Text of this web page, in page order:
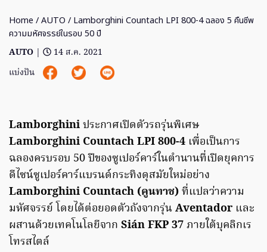
Home /AUTO / Lamborghini Countach LPI 800-4 ฉลอง 5 คืนชีพ
ความมหัศจรรย์ในรอบ 50 ปี
AUTO |
14 ส.ค. 2021
แบ่งปัน
Lamborghiniประกาศเปิดตัวรถรุ่นพิเศษ
Lamborghini Countach LPI 800-4 เพื่อเป็นการ
ฉลองครบรอบ 50 ปีของซูเปอร์คาร์ในตำนานที่เปิดยุคการ
ดีไซน์ซูเปอร์คาร์แบรนด์กระทิงดุสมัยใหม่อย่าง
Lamborghini Countach (คูนทาช)ที่แปลว่าความ
มหัศจรรย์ โดยได้ต่อยอดตัวถังจากรุ่นAventador และ
ผสานด้วยเทคโนโลยีจาก Sián FKP 37ภายใต้บุคลิกเร
โทรสไตล์